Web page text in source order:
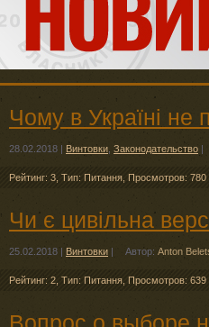
Чому в Україні не
28.02.2018 | Винтовки Законодательство |
Рейтинг: 3 Тип: Питання Просмотров: 780
Чи є цивільна
25.02.2018 | Винтовки | Автор: Anton
Рейтинг: 2 Тип: Питання Просмотров: 639